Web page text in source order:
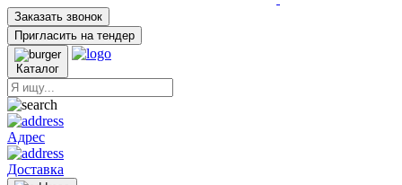
Заказать звонок
Пригласить на тендер
Каталог
Адрес
Доставка